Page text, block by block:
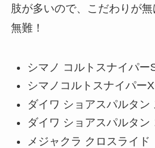
肢が多いので、こだわりが
無難！
シマノ コルトスナイパ
シマノコルトスナイパ
ダイワ ショアスパルタ
ダイワ ショアスパルタ
メジャクラ クロスライ